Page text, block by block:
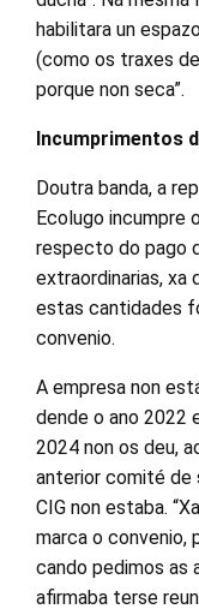
habilitara un
(como os traxes
porque non seca”.
Incumprimentos
Doutra banda, a
Ecolugo incumpre
respecto do pago
extraordinarias, xa
estas cantidades
convenio.
A empresa non
dende o ano 2022
2024 non os deu,
anterior comité de
CIG non estaba.
marca o convenio,
cando pedimos as
afirmaba terse